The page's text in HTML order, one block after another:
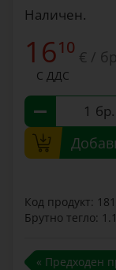
Наличен.
1610 € /
С ДДС
бр.
Код продукт:
Брутно тегло:
« Предходен